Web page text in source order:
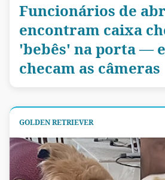
Funcionários de
encontram caixa
'bebês' na porta —
checam as câmeras
GOLDEN RETRIEVER